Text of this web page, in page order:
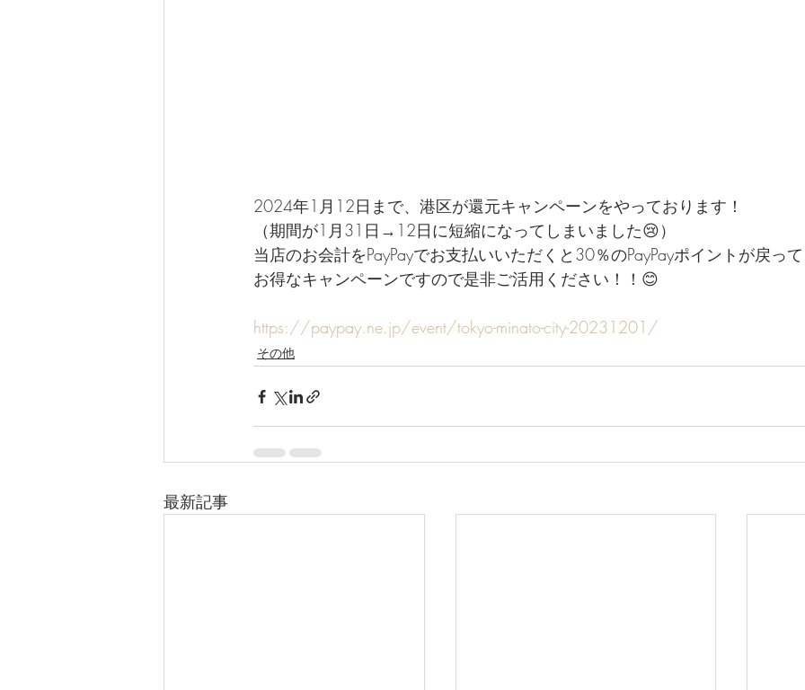
2024年1月12日まで、港区が還元キャンペーンをやっております！
（期間が1月31日→12日に短縮になってしまいました😢）
当店のお会計をPayPayでお支払いいただくと30％のPayPayポイントが戻っ
お得なキャンペーンですので是非ご活用ください！！😊
https://paypay.ne.jp/event/tokyo-minato-city-20231201/
その他
最新記事